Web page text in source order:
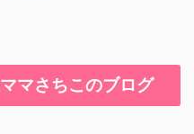
マさちこのブログ